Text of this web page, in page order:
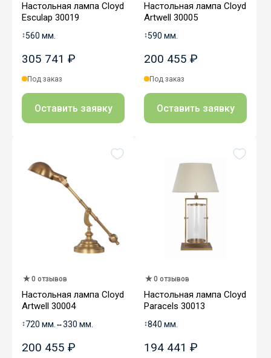
Настольная лампа Cloyd
Esculap 30019
↕560 мм.
305 741 ₽
Под заказ
Оставить заявку
Настольная лампа Cloyd
Artwell 30005
↕590 мм.
200 455 ₽
Под заказ
Оставить заявку
0 отзывов
Настольная лампа Cloyd
Artwell 30004
↕720 мм. ↔330 мм.
200 455 ₽
0 отзывов
Настольная лампа Cloyd
Paracels 30013
↕840 мм.
194 441 ₽